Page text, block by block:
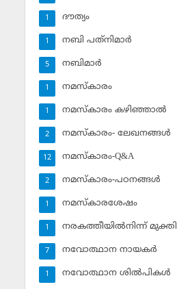
ദൗത്യം
1
നബി പത്‌നിമാര്‍
1
നബിമാര്‍
5
നമസ്‌കാരം
1
നമസ്‌കാരം കഴിഞ്ഞാല്‍
1
നമസ്‌കാരം- ലേഖനങ്ങള്‍
2
നമസ്‌കാരം-Q&A
12
നമസ്‌കാരം-പഠനങ്ങള്‍
2
നമസ്‌കാരശേഷം
1
നരകത്തീയില്‍നിന്ന് മുക്തി
1
നവോത്ഥാന നായകര്‍
7
നവോത്ഥാന ശില്‍പികള്‍
1